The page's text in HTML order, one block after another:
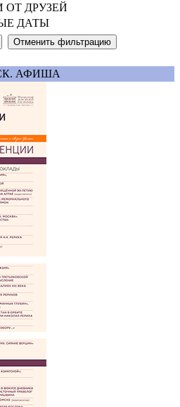
ОТ ДРУЗЕЙ
ДАТЫ
АФИША